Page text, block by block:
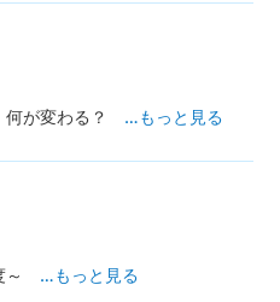
何が変わる？ …もっと見る
～ …もっと見る